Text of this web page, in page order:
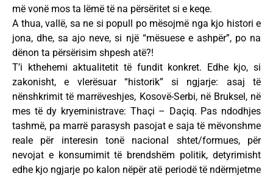
më vonë mos ta lëmë të na përsëritet si e keqe.
A thua, vallë, sa ne si popull po mësojmë nga kjo histori e
jona, dhe, sa ajo neve, si një “mësuese e ashpër”, po na
dënon ta përsërisim shpesh atë?!
T’i kthehemi aktualitetit të fundit konkret. Edhe kjo, si
zakonisht, e vlerësuar “historik” si ngjarje: asaj të
nënshkrimit të marrëveshjes, Kosovë-Serbi, në Bruksel, në
mes të dy kryeministrave: Thaçi – Daçiq. Pas ndodhjes
tashmë, pa marrë parasysh pasojat e saja të mëvonshme
reale për interesin tonë nacional shtet/formues, për
nevojat e konsumimit të brendshëm politik, detyrimisht
edhe kjo ngjarje po kalon nëpër atë periodë të ndërmjetme